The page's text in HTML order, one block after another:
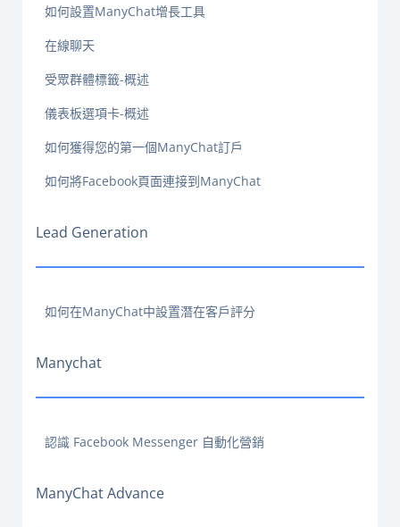
如何設置ManyChat增長工具
在線聊天
受眾群體標籤-概述
儀表板選項卡-概述
如何獲得您的第一個ManyChat訂戶
如何將Facebook頁面連接到ManyChat
Lead Generation
如何在ManyChat中設置潛在客戶評分
Manychat
認識 Facebook Messenger 自動化營銷
ManyChat Advance